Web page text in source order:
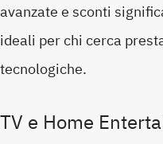
avanzate e sconti
ideali per chi cerca
tecnologiche.
TV e Home